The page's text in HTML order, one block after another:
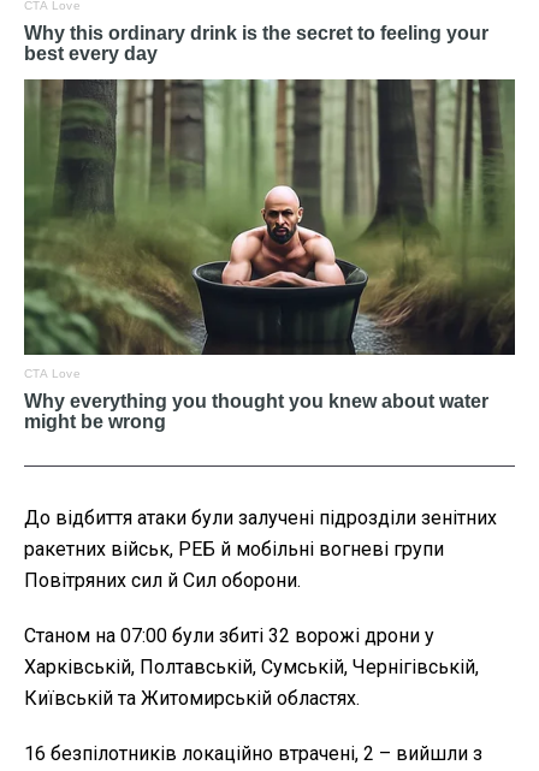
До відбиття атаки були залучені підрозділи зенітних
ракетних військ, РЕБ й мобільні вогневі групи
Повітряних сил й Сил оборони.
Станом на 07:00 були збиті 32 ворожі дрони у
Харківській, Полтавській, Сумській, Чернігівській,
Київській та Житомирській областях.
16 безпілотників локаційно втрачені, 2 – вийшли з